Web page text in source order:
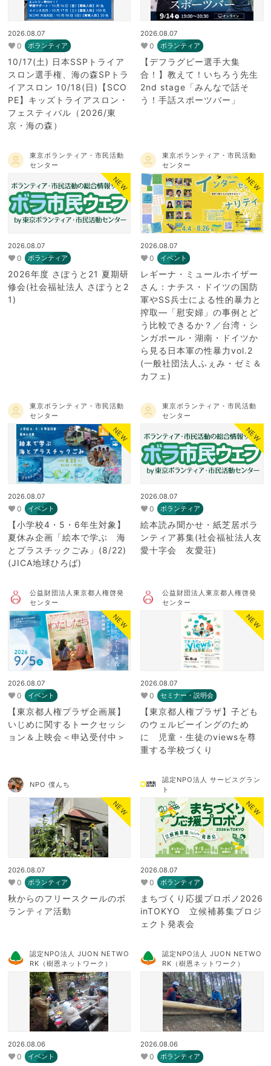
2026.08.07
0 ボランティア
10/17(土) 日本SSPトライア
スロン選手権、海の森SPトラ
イアスロン 10/18(日)【SCO
PE】キッズトライアスロン・
フェスティバル（2026/東
京・海の森）
2026.08.07
0 ボランティア
【デフラグビー選手大集
合！】教えて！いちろう先生
2nd stage「みんなで話そ
う！手話スポーツバー」
東京ボランティア・市民活動
センター
NEW
2026.08.07
0 ボランティア
2026年度 さぽうと21 夏期研
修会(社会福祉法人 さぽうと2
1)
東京ボランティア・市民活動
センター
NEW
2026.08.07
0 イベント
レギーナ・ミュールホイザー
さん：ナチス・ドイツの国防
軍やSS兵士による性的暴力と
搾取―「慰安婦」の事例とど
う比較できるか？／台湾・シ
ンガポール・湖南・ドイツか
ら見る日本軍の性暴力vol.2
(一般社団法人ふぇみ・ゼミ＆
カフェ)
東京ボランティア・市民活動
センター
NEW
2026.08.07
0 イベント
【小学校4・5・6年生対象】
夏休み企画「絵本で学ぶ 海
とプラスチックごみ」(8/22)
(JICA地球ひろば)
東京ボランティア・市民活動
センター
NEW
2026.08.07
0 ボランティア
絵本読み聞かせ・紙芝居ボラ
ンティア募集(社会福祉法人友
愛十字会 友愛荘)
公益財団法人東京都人権啓発
センター
NEW
2026.08.07
0 イベント
【東京都人権プラザ企画展】
いじめに関するトークセッシ
ョン＆上映会＜申込受付中＞
公益財団法人東京都人権啓発
センター
NEW
2026.08.07
0 セミナー・説明会
【東京都人権プラザ】子ども
のウェルビーイングのため
に 児童・生徒のviewsを尊
重する学校づくり
NPO 僕んち
NEW
2026.08.07
0 ボランティア
秋からのフリースクールのボ
ランティア活動
認定NPO法人 サービスグラン
ト
NEW
2026.08.07
0 ボランティア
まちづくり応援プロボノ2026
inTOKYO 立候補募集プロジ
ェクト発表会
認定NPO法人 JUON NETWO
RK（樹恩ネットワーク）
2026.08.06
0 イベント
認定NPO法人 JUON NETWO
RK（樹恩ネットワーク）
2026.08.06
0 ボランティア